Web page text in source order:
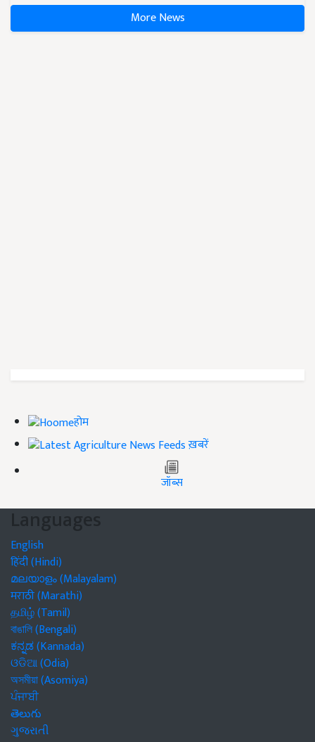
More News
होम
ख़बरें
जॉब्स
Languages
English
हिंदी (Hindi)
മലയാളം (Malayalam)
मराठी (Marathi)
தமிழ் (Tamil)
বাঙালি (Bengali)
ಕನ್ನಡ (Kannada)
ଓଡିଆ (Odia)
অসমীয়া (Asomiya)
ਪੰਜਾਬੀ
తెలుగు
ગુજરાતી